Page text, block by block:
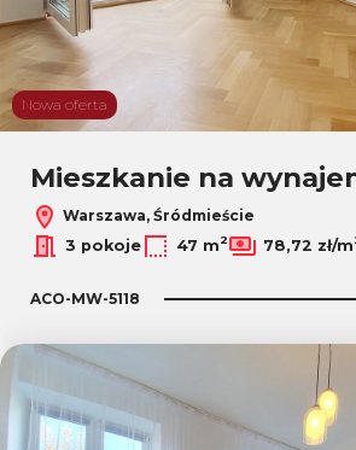
Nowa oferta
Mieszkanie na
Warszawa, Śródmieście
3 pokoje
47 m2 78,72 zł/m
ACO-MW-5118